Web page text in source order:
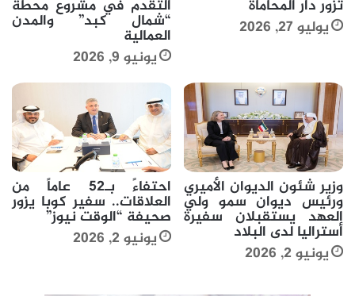
تزور دار المحاماة
يوليو 27, 2026
التقدم في مشروع محطة
“شمال كبد” والمدن
العمالية
يونيو 9, 2026
وزير شئون الديوان الأميري
ورئيس ديوان سمو ولي
العهد يستقبلان سفيرة
أستراليا لدى البلاد
يونيو 2, 2026
احتفاءً بـ52 عاماً من
العلاقات.. سفير كوبا يزور
صحيفة “الوقت نيوز”
يونيو 2, 2026